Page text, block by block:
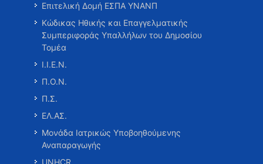
Επιτελική Δομή ΕΣΠΑ ΥΝΑΝΠ
Κώδικας Ηθικής και Επαγγελματικής
Συμπεριφοράς Υπαλλήλων του Δημοσίου
Τομέα
Ι.Ι.Ε.Ν.
Π.Ο.Ν.
Π.Σ.
ΕΛ.ΑΣ.
Μονάδα Ιατρικώς Υποβοηθούμενης
Αναπαραγωγής